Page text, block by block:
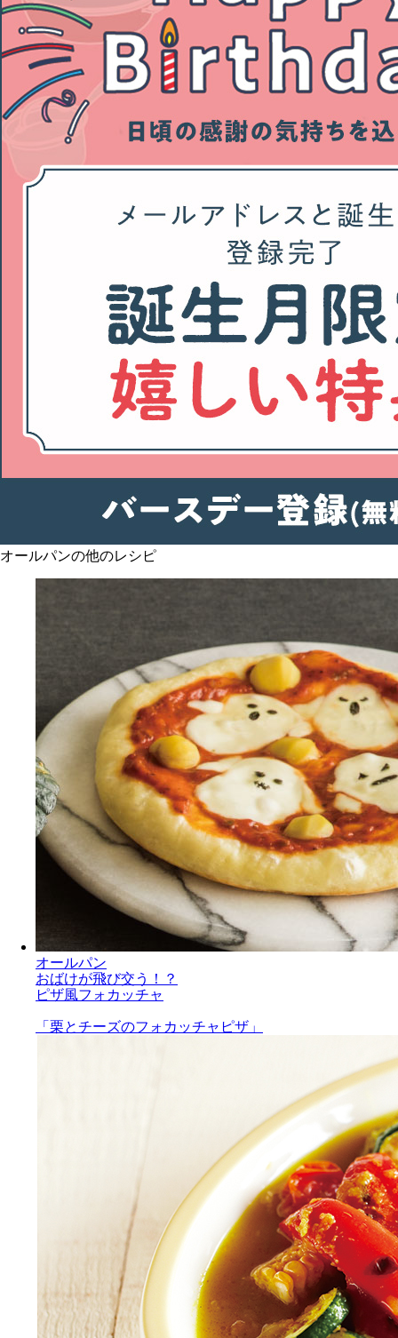
オールパンの他のレシピ
オールパン
おばけが飛び交う！？
ピザ風フォカッチャ
「栗とチーズのフォカッチャピザ」